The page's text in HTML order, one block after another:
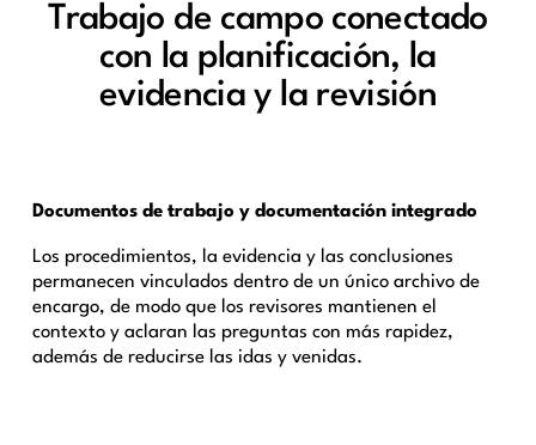
Trabajo de campo conectado
con la planificación, la
evidencia y la revisión
Documentos de trabajo y documentación integrado
Los procedimientos, la evidencia y las conclusiones
permanecen vinculados dentro de un único archivo de
encargo, de modo que los revisores mantienen el
contexto y aclaran las preguntas con más rapidez,
además de reducirse las idas y venidas.